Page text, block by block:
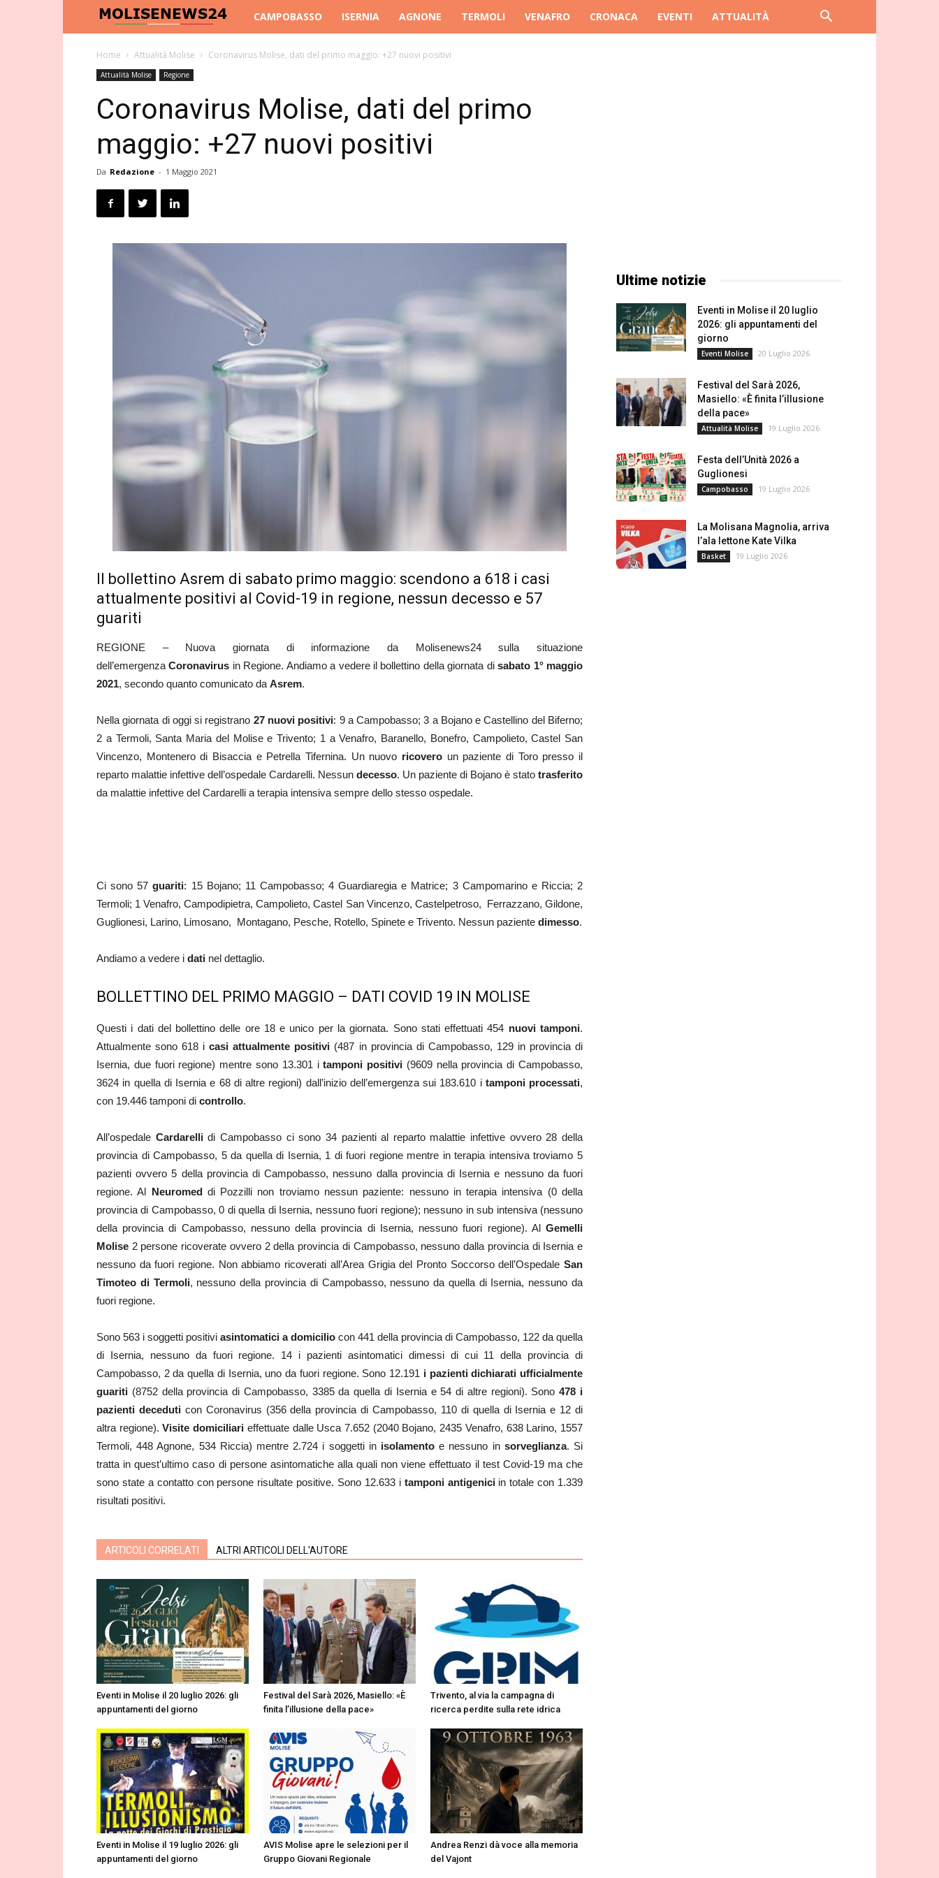
Molise
News
CAMPOBASSO ISERNIA AGNONE TERMOLI VENAFRO CRONACA EVENTI ATTUALITÀ
Home Attualità Molise Coronavirus Molise, dati del primo maggio: +27 nuovi positivi
Attualità Molise Regione
Coronavirus Molise, dati del primo
maggio: +27 nuovi positivi
Da Redazione - 1 Maggio 2021
Il bollettino Asrem di sabato primo maggio: scendono a 618 i casi
attualmente positivi al Covid-19 in regione, nessun decesso e 57
guariti
REGIONE – Nuova giornata di informazione da Molisenews24 sulla situazione
dell’emergenzaCoronavirus in Regione. Andiamo a vedere il bollettino della giornata disabato 1° maggio
2021, secondo quanto comunicato da Asrem.
Nella giornata di oggi si registrano 27 nuovi positivi: 9 a Campobasso; 3 a Bojano e Castellino del Biferno;
2 a Termoli, Santa Maria del Molise e Trivento; 1 a Venafro, Baranello, Bonefro, Campolieto, Castel San
Vincenzo, Montenero di Bisaccia e Petrella Tifernina. Un nuovo ricovero un paziente di Toro presso il
reparto malattie infettive dell’ospedale Cardarelli. Nessun decesso. Un paziente di Bojano è stato trasferito
da malattie infettive del Cardarelli a terapia intensiva sempre dello stesso ospedale.
Ci sono 57guariti: 15 Bojano; 11 Campobasso; 4 Guardiaregia e Matrice; 3 Campomarino e Riccia; 2
Termoli; 1 Venafro, Campodipietra, Campolieto, Castel San Vincenzo, Castelpetroso, Ferrazzano, Gildone,
Guglionesi, Larino, Limosano, Montagano, Pesche, Rotello, Spinete e Trivento. Nessun paziente dimesso.
Andiamo a vedere i dati nel dettaglio.
BOLLETTINO DEL PRIMO MAGGIO – DATI COVID 19 IN MOLISE
Questi i dati del bollettino delle ore 18 e unico per la giornata. Sono stati effettuati 454 nuovi tamponi.
Attualmente sono 618 i casi attualmente positivi (487 in provincia di Campobasso, 129 in provincia di
Isernia, due fuori regione) mentre sono 13.301 itamponi positivi (9609 nella provincia di Campobasso,
3624 in quella di Isernia e 68 di altre regioni) dall’inizio dell’emergenza sui 183.610 i tamponi processati,
con 19.446 tamponi di controllo.
All’ospedale Cardarellidi Campobasso ci sono 34 pazienti al reparto malattie infettive ovvero 28 della
provincia di Campobasso, 5 da quella di Isernia, 1 di fuori regione mentre in terapia intensiva troviamo 5
pazienti ovvero 5 della provincia di Campobasso, nessuno dalla provincia di Isernia e nessuno da fuori
regione. Al Neuromeddi Pozzilli non troviamo nessun paziente: nessuno in terapia intensiva (0 della
provincia di Campobasso, 0 di quella di Isernia, nessuno fuori regione); nessuno in sub intensiva (nessuno
della provincia di Campobasso, nessuno della provincia di Isernia, nessuno fuori regione). Al Gemelli
Molise 2 persone ricoverate ovvero 2 della provincia di Campobasso, nessuno dalla provincia di Isernia e
nessuno da fuori regione. Non abbiamo ricoverati all’Area Grigia del Pronto Soccorso dell’Ospedale San
Timoteo di Termoli, nessuno della provincia di Campobasso, nessuno da quella di Isernia, nessuno da
fuori regione.
Sono 563 i soggetti positivi asintomatici a domicilio con 441 della provincia di Campobasso, 122 da quella
di Isernia, nessuno da fuori regione. 14 i pazienti asintomatici dimessi di cui 11 della provincia di
Campobasso, 2 da quella di Isernia, uno da fuori regione. Sono 12.191 i pazienti dichiarati ufficialmente
guariti (8752 della provincia di Campobasso, 3385 da quella di Isernia e 54 di altre regioni). Sono 478 i
pazienti deceduticon Coronavirus (356 della provincia di Campobasso, 110 di quella di Isernia e 12 di
altra regione).Visite domiciliari effettuate dalle Usca 7.652 (2040 Bojano, 2435 Venafro, 638 Larino, 1557
Termoli, 448 Agnone, 534 Riccia) mentre 2.724 i soggetti in isolamento e nessuno in sorveglianza. Si
tratta in quest’ultimo caso di persone asintomatiche alla quali non viene effettuato il test Covid-19 ma che
sono state a contatto con persone risultate positive. Sono 12.633 i tamponi antigeniciin totale con 1.339
risultati positivi.
ARTICOLI CORRELATI ALTRI ARTICOLI DELL'AUTORE
Eventi in Molise il 20 luglio 2026: gli
appuntamenti del giorno
Festival del Sarà 2026, Masiello: «È
finita l’illusione della pace»
Trivento, al via la campagna di
ricerca perdite sulla rete idrica
Eventi in Molise il 19 luglio 2026: gli
appuntamenti del giorno
AVIS Molise apre le selezioni per il
Gruppo Giovani Regionale
Andrea Renzi dà voce alla memoria
del Vajont
Ultime notizie
Eventi in Molise il 20 luglio
2026: gli appuntamenti del
giorno
Eventi Molise 20 Luglio 2026
Festival del Sarà 2026,
Masiello: «È finita l’illusione
della pace»
Attualità Molise 19 Luglio 2026
Festa dell’Unità 2026 a
Guglionesi
Campobasso 19 Luglio 2026
La Molisana Magnolia, arriva
l’ala lettone Kate Vilka
Basket 19 Luglio 2026